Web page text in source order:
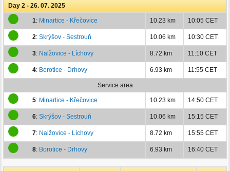
Day 2 - 26. 07. 2025
1: Minartice - Křečovice 10.23 km 10:05 CET
2: Skrýšov - Sestrouň 10.06 km 10:30 CET
3: Nalžovice - Líchovy 8.72 km 11:10 CET
4: Borotice - Drhovy 6.93 km 11:55 CET
Service area
5: Minartice - Křečovice 10.23 km 14:50 CET
6: Skrýšov - Sestrouň 10.06 km 15:15 CET
7: Nalžovice - Líchovy 8.72 km 15:55 CET
8: Borotice - Drhovy 6.93 km 16:40 CET